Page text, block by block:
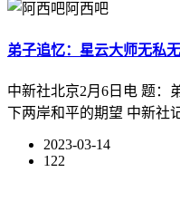
阿西吧
弟子追忆：星云大师无私
中新社北京2月6日电 题：
下两岸和平的期望 中新社
2023-03-14
122